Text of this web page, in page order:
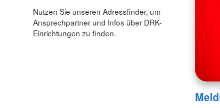
Nutzen Sie unseren Adressfinder, um
Ansprechpartner und Infos über DRK-
Einrichtungen zu finden.